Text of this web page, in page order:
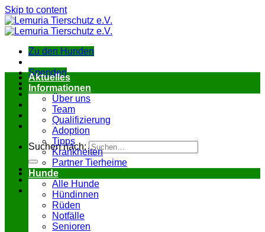
Skip to content
Zu den Hunden
Spenden
Suchen nach:
Aktuelles
Informationen
Über uns
Team
Qualifizierung
Adoption
Tipps
Krankheiten
Partner Tierheime
Hunde
Alle Hunde
Hündinnen
Rüden
Notfälle
Senioren